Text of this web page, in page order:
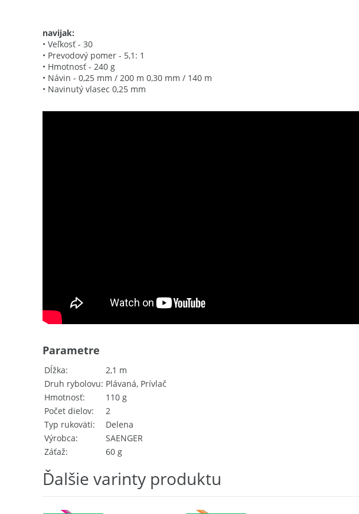
navijak:
• Veľkosť - 30
• Prevodový pomer - 5,1: 1
• Hmotnosť - 240 g
• Návin - 0,25 mm / 200 m 0,30 mm / 140 m
• Navinutý vlasec 0,25 mm
Dĺžka
2,1 m
Druh rybolovu Plávaná, Prívlač
Hmotnosť
110 g
Počet dielov
2
Typ rukoväti
Delena
Výrobca
SAENGER
Záťaž
60 g
Parametre
Ďalšie varinty produktu